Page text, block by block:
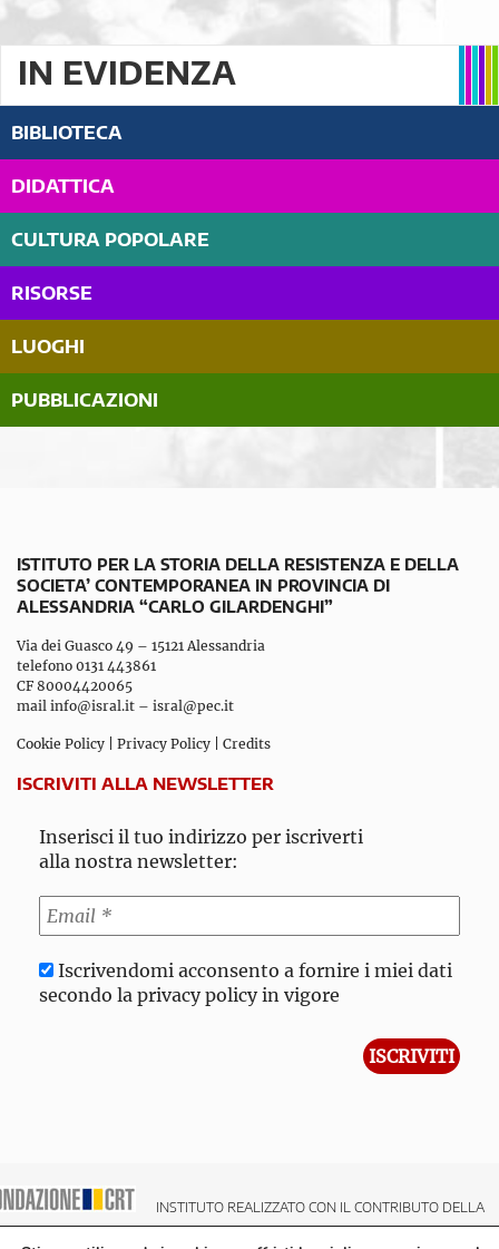
IN EVIDENZA
BIBLIOTECA
DIDATTICA
CULTURA POPOLARE
RISORSE
LUOGHI
PUBBLICAZIONI
ISTITUTO PER LA STORIA DELLA RESISTENZA E DELLA
SOCIETA’ CONTEMPORANEA IN PROVINCIA DI
ALESSANDRIA “CARLO GILARDENGHI”
Via dei Guasco 49 – 15121 Alessandria
telefono 0131 443861
CF 80004420065
mail info@isral.it – isral@pec.it
Cookie Policy Privacy Policy Credits
ISCRIVITI ALLA NEWSLETTER
Inserisci il tuo indirizzo per iscriverti
alla nostra newsletter:
Iscrivendomi acconsento a fornire i miei dati
secondo la privacy policy in vigore
INSTITUTO REALIZZATO CON IL CONTRIBUTO DELLA